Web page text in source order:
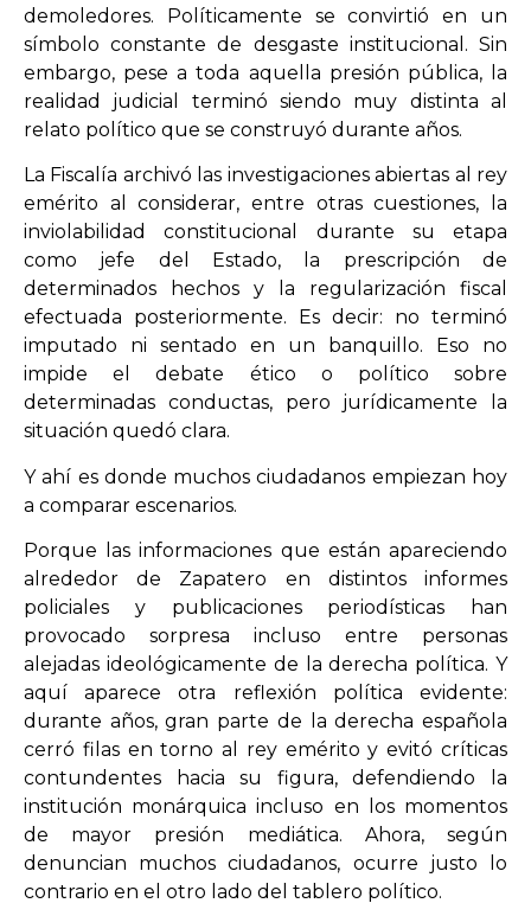
demoledores. Políticamente se convirtió en un
símbolo constante de desgaste institucional. Sin
embargo, pese a toda aquella presión pública, la
realidad judicial terminó siendo muy distinta al
relato político que se construyó durante años.
La Fiscalía archivó las investigaciones abiertas al rey
emérito al considerar, entre otras cuestiones, la
inviolabilidad constitucional durante su etapa
como jefe del Estado, la prescripción de
determinados hechos y la regularización fiscal
efectuada posteriormente. Es decir: no terminó
imputado ni sentado en un banquillo. Eso no
impide el debate ético o político sobre
determinadas conductas, pero jurídicamente la
situación quedó clara.
Y ahí es donde muchos ciudadanos empiezan hoy
a comparar escenarios.
Porque las informaciones que están apareciendo
alrededor de Zapatero en distintos informes
policiales y publicaciones periodísticas han
provocado sorpresa incluso entre personas
alejadas ideológicamente de la derecha política. Y
aquí aparece otra reflexión política evidente:
durante años, gran parte de la derecha española
cerró filas en torno al rey emérito y evitó críticas
contundentes hacia su figura, defendiendo la
institución monárquica incluso en los momentos
de mayor presión mediática. Ahora, según
denuncian muchos ciudadanos, ocurre justo lo
contrario en el otro lado del tablero político.